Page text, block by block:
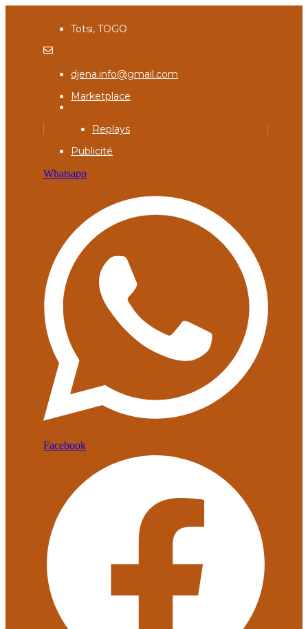
Totsi, TOGO
djena.info@gmail.com
Marketplace
Replays
Publicité
Whatsapp
Facebook